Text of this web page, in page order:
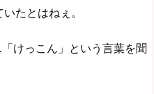
たとはねぇ。
けっこん」という言葉を聞